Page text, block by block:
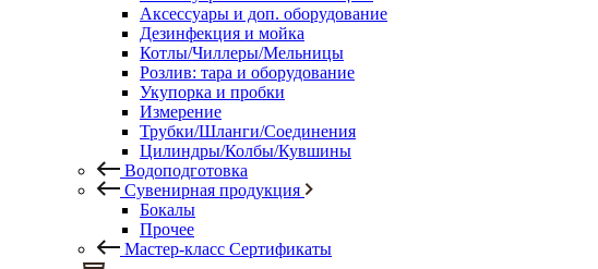
Аксессуары и доп. оборудование
Дезинфекция и мойка
Котлы/Чиллеры/Мельницы
Розлив: тара и оборудование
Укупорка и пробки
Измерение
Трубки/Шланги/Соединения
Цилиндры/Колбы/Кувшины
Водоподготовка
Сувенирная продукция
Бокалы
Прочее
Мастер-класс Сертификаты